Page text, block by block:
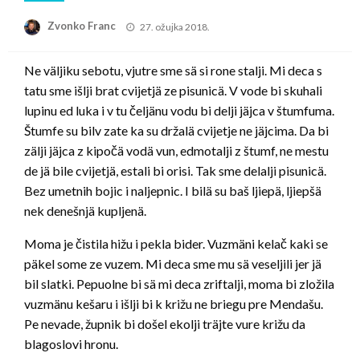
Zvonko Franc
Posted
27. ožujka 2018.
Ne väljiku sebotu, vjutre sme sä si rone stalji. Mi deca s
tatu sme išlji brat cvijetjä ze pisunicä. V vode bi skuhali
lupinu ed luka i v tu čeljänu vodu bi delji jäjca v štumfuma.
Štumfe su bilv zate ka su držalä cvijetje ne jäjcima. Da bi
zälji jäjca z kipočä vodä vun, edmotalji z štumf, ne mestu
de jä bile cvijetjä, estali bi orisi. Tak sme delalji pisunicä.
Bez umetnih bojic i naljepnic. I bilä su baš ljiepä, ljiepšä
nek denešnjä kupljenä.
Moma je čistila hižu i pekla bider. Vuzmäni kelač kaki se
päkel some ze vuzem. Mi deca sme mu sä veseljili jer jä
bil slatki. Pepuolne bi sä mi deca zriftalji, moma bi zložila
vuzmänu kešaru i išlji bi k križu ne briegu pre Mendašu.
Pe nevade, župnik bi došel ekolji träjte vure križu da
blagoslovi hronu.